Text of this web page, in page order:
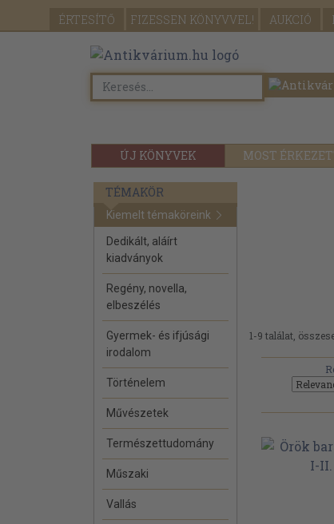
ÉRTESÍTŐ FIZESSEN KÖNYVVEL! AUKCIÓ
ÚJ KÖNYVEK MOST
TÉMAKÖR
Kiemelt témaköreink
Dedikált, aláírt
kiadványok
Regény, novella,
elbeszélés
Gyermek- és ifjúsági
irodalom
Történelem
Művészetek
Természettudomány
Műszaki
Vallás
1-9 találat,